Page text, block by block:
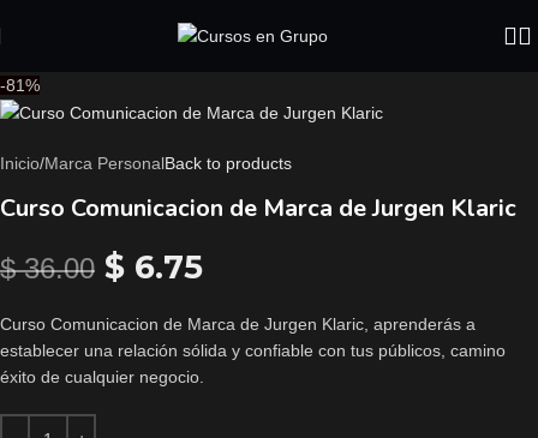
-81%
Inicio/Marca PersonalBack to products
Curso Comunicacion de Marca de Jurgen Klaric
$36.00 $ 6.75
Curso Comunicacion de Marca de Jurgen Klaric, aprenderás a
establecer una relación sólida y confiable con tus públicos, camino
éxito de cualquier negocio.